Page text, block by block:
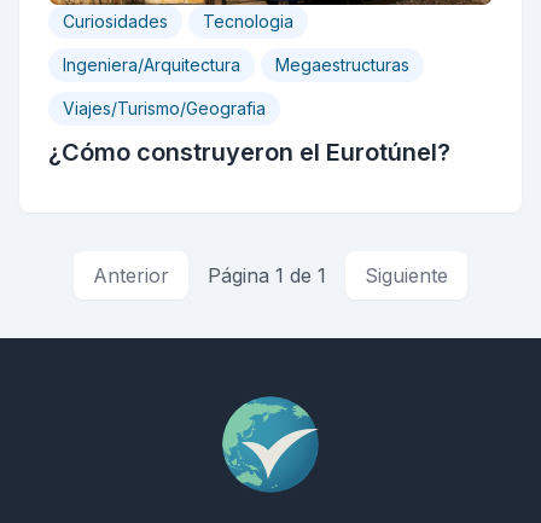
Curiosidades Tecnologia
Ingeniera/Arquitectura Megaestructuras
Viajes/Turismo/Geografia
¿Cómo construyeron el Eurotúnel?
Anterior Página 1 de 1 Siguiente